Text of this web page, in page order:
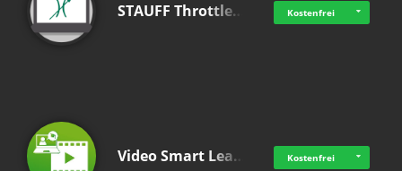
STAUFF Throttle… Kostenfrei
Video Smart Lea… Kostenfrei